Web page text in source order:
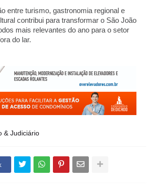
entre turismo, gastronomia regional e
contribui para transformar o São João
mais relevantes do ano para o setor
do lar.
& Judiciário